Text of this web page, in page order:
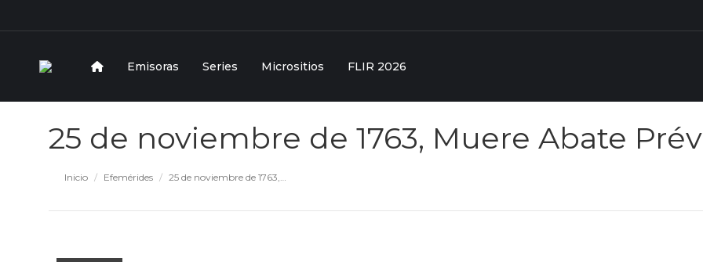
Emisoras Series Micrositios FLIR 2026
25 de noviembre de 1763, Muere Abate
Inicio Efemérides 25 de noviembre de 1763,…